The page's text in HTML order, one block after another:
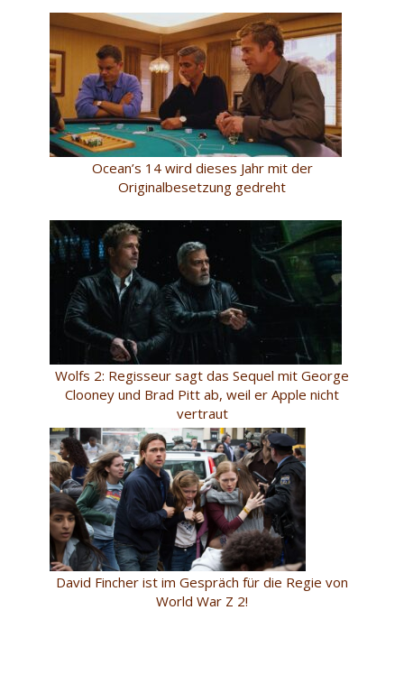
Ocean’s 14 wird dieses Jahr mit der
Originalbesetzung gedreht
Wolfs 2: Regisseur sagt das Sequel mit George
Clooney und Brad Pitt ab, weil er Apple nicht
vertraut
David Fincher ist im Gespräch für die Regie von
World War Z 2!